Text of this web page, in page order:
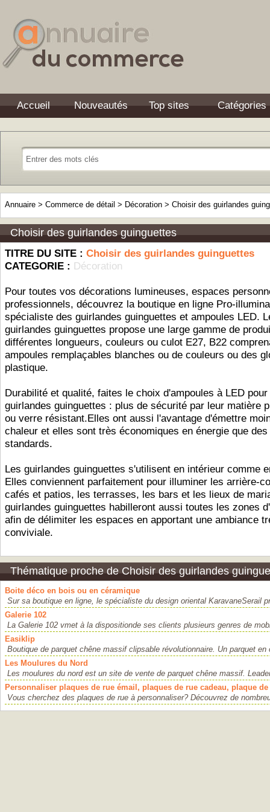
Accueil Nouveautés Top sites Catégories
Annuaire > Commerce de détail > Décoration > Choisir des guirlandes
Choisir des guirlandes guinguettes
TITRE DU SITE : Choisir des guirlandes guinguettes
CATEGORIE : Décoration
Pour toutes vos décorations lumineuses, espaces
professionnels, découvrez la boutique en ligne Pro-
spécialiste des guirlandes guinguettes et ampoules LED.
guirlandes guinguettes propose une large gamme de
différentes longueurs, couleurs ou culot E27, B22
ampoules remplaçables blanches ou de couleurs ou des
plastique.
Durabilité et qualité, faites le choix d'ampoules à LED
guirlandes guinguettes : plus de sécurité par leur matière
ou verre résistant.Elles ont aussi l'avantage d'émettre
chaleur et elles sont très économiques en énergie que
standards.
Les guirlandes guinguettes s'utilisent en intérieur comme
Elles conviennent parfaitement pour illuminer les arrière-
cafés et patios, les terrasses, les bars et les lieux de
guirlandes guinguettes habilleront aussi toutes les zones
afin de délimiter les espaces en apportant une ambiance
conviviale.
Thématique proche de Choisir des guirlandes
Boite déco en bois ou en céramique
Sur sa boutique en ligne, le spécialiste du design oriental KaravaneSerail
Galerie 102
La Galerie 102 vmet à la dispositionde ses clients plusieurs genres de
Easiklip
Boutique de parquet chêne massif clipsable révolutionnaire. Un parquet
Les Moulures du Nord
Les moulures du nord est un site de vente de parquet chêne massif.
Personnaliser plaques de rue émail, plaques de rue cadeau, plaque
Vous cherchez des plaques de rue à personnaliser? Découvrez de